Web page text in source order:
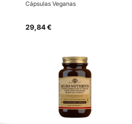
Cápsulas Veganas
29,84 €